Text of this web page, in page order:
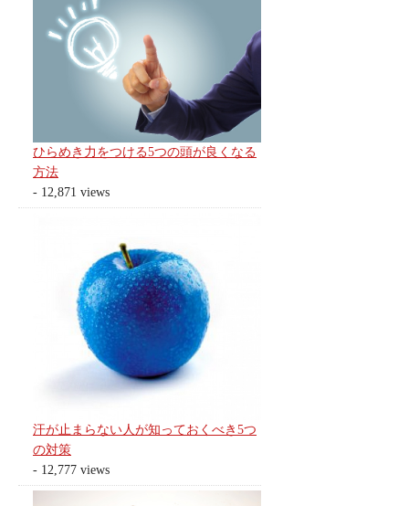
ひらめき力をつける5つの頭が良くなる
方法
- 12,871 views
汗が止まらない人が知っておくべき5つ
の対策
- 12,777 views